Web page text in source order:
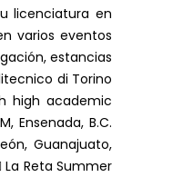
licenciatura en
varios eventos
estancias
di Torino
high academic
Ensenada, B.C.
Guanajuato,
La Reta Summer